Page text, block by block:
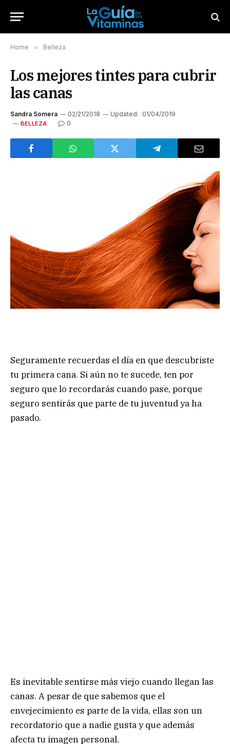
Home » Belleza
Los mejores tintes para cubrir
las canas
Sandra Somera 02/21/2018 Updated: 01/04/2019
BELLEZA 0
Seguramente recuerdas el día en que descubriste
tu primera cana. Si aún no te sucede, ten por
seguro que lo recordarás cuando pase, porque
seguro sentirás que parte de tu juventud ya ha
pasado.
Es inevitable sentirse más viejo cuando llegan las
canas. A pesar de que sabemos que el
envejecimiento es parte de la vida, ellas son un
recordatorio que a nadie gusta y que además
afecta tu imagen personal.